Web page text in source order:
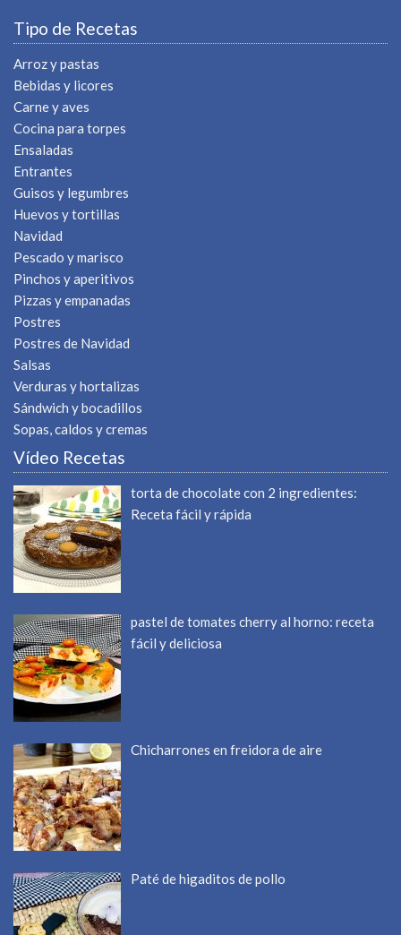
Tipo de Recetas
Arroz y pastas
Bebidas y licores
Carne y aves
Cocina para torpes
Ensaladas
Entrantes
Guisos y legumbres
Huevos y tortillas
Navidad
Pescado y marisco
Pinchos y aperitivos
Pizzas y empanadas
Postres
Postres de Navidad
Salsas
Verduras y hortalizas
Sándwich y bocadillos
Sopas, caldos y cremas
Vídeo Recetas
torta de chocolate con 2 ingredientes:
Receta fácil y rápida
pastel de tomates cherry al horno: receta
fácil y deliciosa
Chicharrones en freidora de aire
Paté de higaditos de pollo